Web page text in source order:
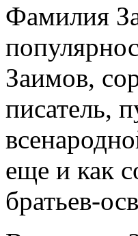
Фамилия
Заимов,
писатель,
еще и как
братьев-